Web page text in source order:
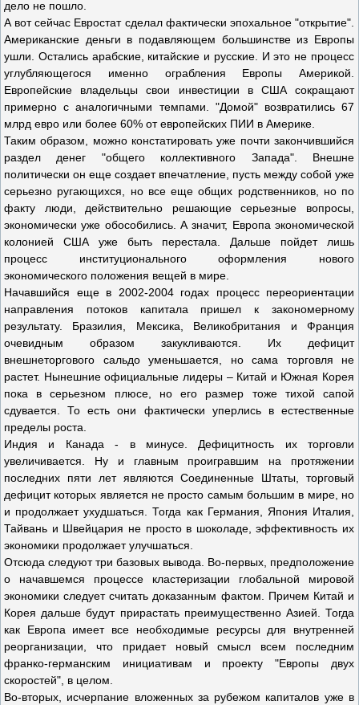
дело не пошло.
А вот сейчас Евростат сделал фактически эпохальное "открытие".
Американские деньги в подавляющем большинстве из Европы
ушли. Остались арабские, китайские и русские. И это не процесс
углубляющегося именно ограбления Европы Америкой.
Европейские владельцы свои инвестиции в США сокращают
примерно с аналогичными темпами. "Домой" возвратились 67
млрд евро или более 60% от европейских ПИИ в Америке.
Таким образом, можно констатировать уже почти закончившийся
раздел денег "общего коллективного Запада". Внешне
политически он еще создает впечатление, пусть между собой уже
серьезно ругающихся, но все еще общих родственников, но по
факту люди, действительно решающие серьезные вопросы,
экономически уже обособились. А значит, Европа экономической
колонией США уже быть перестала. Дальше пойдет лишь
процесс институционального оформления нового
экономического положения вещей в мире.
Начавшийся еще в 2002-2004 годах процесс переориентации
направления потоков капитала пришел к закономерному
результату. Бразилия, Мексика, Великобритания и Франция
очевидным образом закукливаются. Их дефицит
внешнеторгового сальдо уменьшается, но сама торговля не
растет. Нынешние официальные лидеры – Китай и Южная Корея
пока в серьезном плюсе, но его размер тоже тихой сапой
сдувается. То есть они фактически уперлись в естественные
пределы роста.
Индия и Канада - в минусе. Дефицитность их торговли
увеличивается. Ну и главным проигравшим на протяжении
последних пяти лет являются Соединенные Штаты, торговый
дефицит которых является не просто самым большим в мире, но
и продолжает ухудшаться. Тогда как Германия, Япония Италия,
Тайвань и Швейцария не просто в шоколаде, эффективность их
экономики продолжает улучшаться.
Отсюда следуют три базовых вывода. Во-первых, предположение
о начавшемся процессе кластеризации глобальной мировой
экономики следует считать доказанным фактом. Причем Китай и
Корея дальше будут прирастать преимущественно Азией. Тогда
как Европа имеет все необходимые ресурсы для внутренней
реорганизации, что придает новый смысл всем последним
франко-германским инициативам и проекту "Европы двух
скоростей", в целом.
Во-вторых, исчерпание вложенных за рубежом капиталов уже в